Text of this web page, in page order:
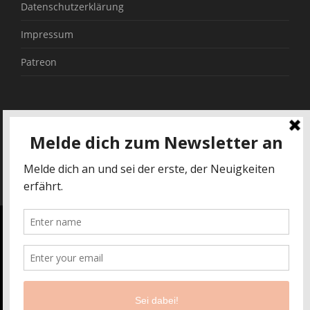
Datenschutzerklärung
Impressum
Patreon
Hier kannst du mich unterstützen. Vielen Dank!
Buy me a coffee! Hi, ich hoffe, dir haben die
Illustrationen und Texte gefallen.
Buy me a coffee!
verenamuenstermannAll Rights Reserved.
Diese Website verwendet Cookies. Durch die Verwendung der
Website stimmst du der Erfassung von Informationen durch
moreconfetti.de (externe Verlinkungen) sowie der
Youtube Videos verwendet.